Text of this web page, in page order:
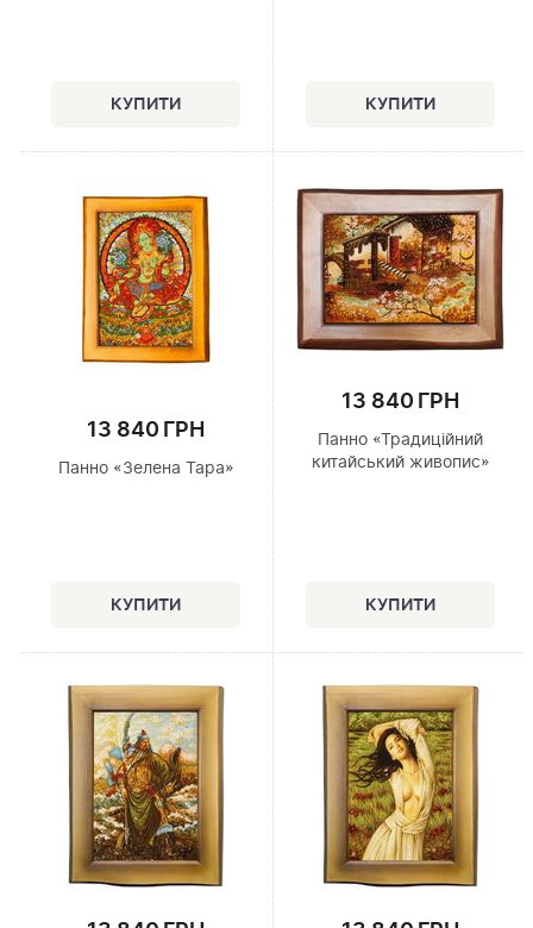
13 840 ГРН
Панно «Зелена Тара»
13 840 ГРН
Панно «Традиційний
китайський живопис»